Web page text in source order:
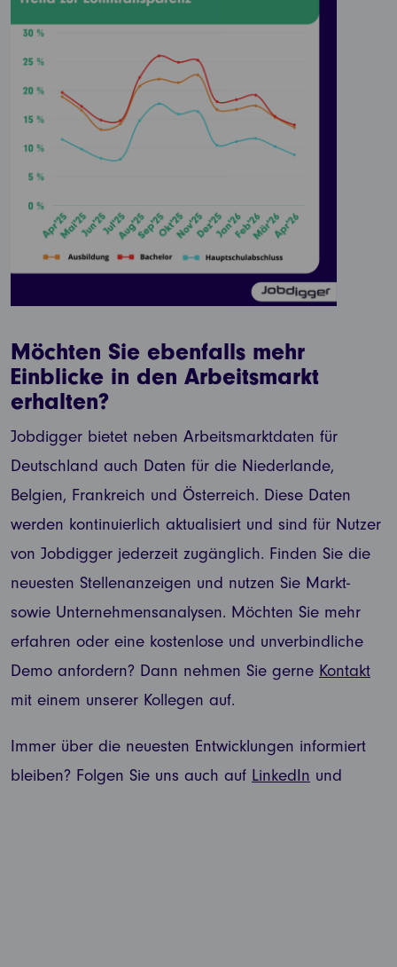
Möchten Sie ebenfalls mehr
Einblicke in den Arbeitsmarkt
erhalten?
Jobdigger bietet neben Arbeitsmarktdaten für
Deutschland auch Daten für die Niederlande,
Belgien, Frankreich und Österreich. Diese Daten
werden kontinuierlich aktualisiert und sind für Nutzer
von Jobdigger jederzeit zugänglich. Finden Sie die
neuesten Stellenanzeigen und nutzen Sie Markt-
sowie Unternehmensanalysen. Möchten Sie mehr
erfahren oder eine kostenlose und unverbindliche
Demo anfordern? Dann nehmen Sie gerne Kontakt
mit einem unserer Kollegen auf.
Immer über die neuesten Entwicklungen informiert
bleiben? Folgen Sie uns auch auf LinkedIn und